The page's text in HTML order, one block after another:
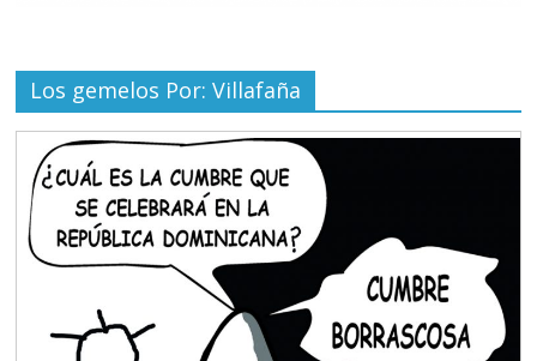
Los gemelos Por: Villafaña